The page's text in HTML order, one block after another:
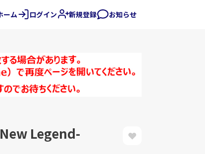
ーム ログイン 新規登録 お知らせ
Legend-